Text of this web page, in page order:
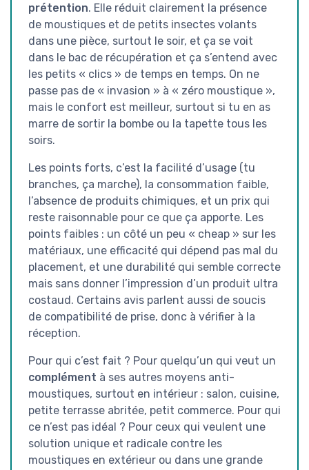
prétention. Elle réduit clairement la présence
de moustiques et de petits insectes volants
dans une pièce, surtout le soir, et ça se voit
dans le bac de récupération et ça s’entend avec
les petits « clics » de temps en temps. On ne
passe pas de « invasion » à « zéro moustique »,
mais le confort est meilleur, surtout si tu en as
marre de sortir la bombe ou la tapette tous les
soirs.
Les points forts, c’est la facilité d’usage (tu
branches, ça marche), la consommation faible,
l’absence de produits chimiques, et un prix qui
reste raisonnable pour ce que ça apporte. Les
points faibles : un côté un peu « cheap » sur les
matériaux, une efficacité qui dépend pas mal du
placement, et une durabilité qui semble correcte
mais sans donner l’impression d’un produit ultra
costaud. Certains avis parlent aussi de soucis
de compatibilité de prise, donc à vérifier à la
réception.
Pour qui c’est fait ? Pour quelqu’un qui veut un
complément à ses autres moyens anti-
moustiques, surtout en intérieur : salon, cuisine,
petite terrasse abritée, petit commerce. Pour qui
ce n’est pas idéal ? Pour ceux qui veulent une
solution unique et radicale contre les
moustiques en extérieur ou dans une grande